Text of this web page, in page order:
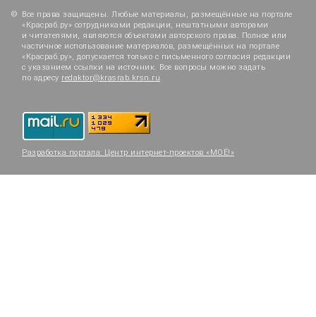
Все права защищены. Любые материалы, размещённые на портале
«Красраб.ру» сотрудниками редакции, нештатными авторами
и читателями, являются объектами авторского права. Полное или
частичное использование материалов, размещённых на портале
«Красраб.ру», допускается только с письменного согласия редакции
с указанием ссылки на источник. Все вопросы можно задать
по адресу redaktor@krasrab.krsn.ru.
Разработка портала: Центр интернет-проектов «МОЁ!»